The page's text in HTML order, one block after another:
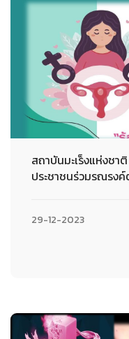
สถาบันมะเร็งแห่งช
ประชาชนร่วมรณรง
29-12-2023